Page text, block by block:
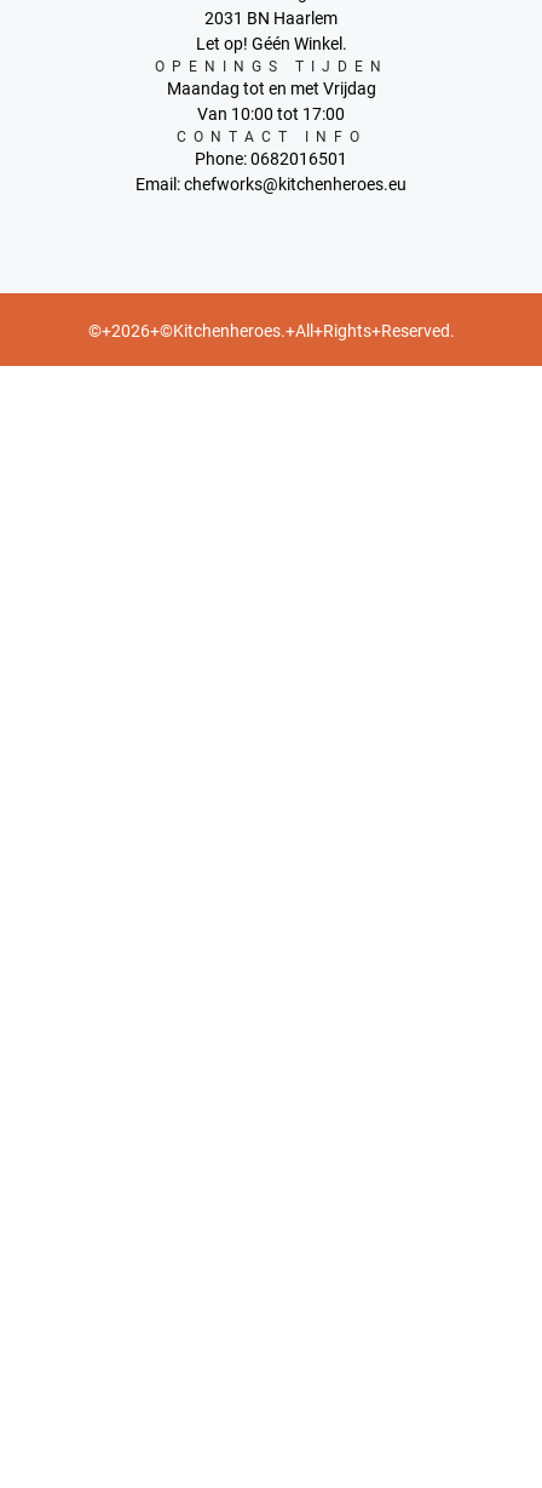
2031 BN Haarlem
Let op! Géén Winkel.
OPENINGS TIJDEN
Maandag tot en met Vrijdag
Van 10:00 tot 17:00
CONTACT INFO
Phone: 0682016501
Email: chefworks@kitchenheroes.eu
©+2026+©Kitchenheroes.+All+Rights+Reserved.